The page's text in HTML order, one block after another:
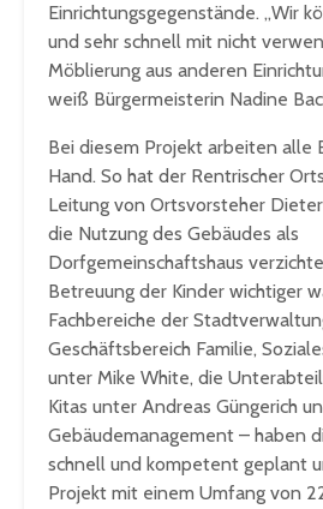
Einrichtungsgegenstände. „Wir
und sehr schnell mit nicht
Möblierung aus anderen
weiß Bürgermeisterin Nadine
Bei diesem Projekt arbeiten alle
Hand. So hat der Rentrischer
Leitung von Ortsvorsteher
die Nutzung des Gebäudes als
Dorfgemeinschaftshaus
Betreuung der Kinder wichtiger
Fachbereiche der
Geschäftsbereich Familie,
unter Mike White, die
Kitas unter Andreas Güngerich
Gebäudemanagement – haben
schnell und kompetent geplant
Projekt mit einem Umfang von